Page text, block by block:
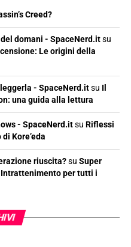
Creed?
domani - SpaceNerd.itsu
Le origini della
- SpaceNerd.itsu Il
una guida alla lettura
- SpaceNerd.itsu Riflessi
Kore’eda
riuscita?su Super
per tutti i